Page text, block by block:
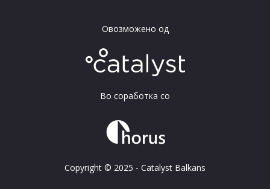
Овозможено од
Во соработка со
Copyright © 2025 - Catalyst Balkans